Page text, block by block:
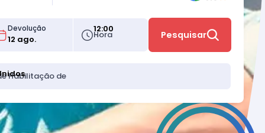
Devolução
Hora
12:00
Pesquisar
Habilitação de